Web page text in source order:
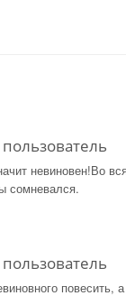
невиновен!Во
сомневался.
повесить,